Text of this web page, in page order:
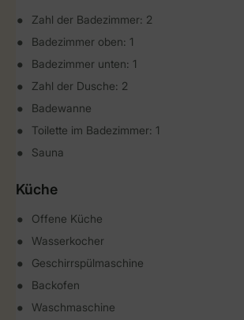
Zahl der Badezimmer: 2
Badezimmer oben: 1
Badezimmer unten: 1
Zahl der Dusche: 2
Badewanne
Toilette im Badezimmer: 1
Sauna
Küche
Offene Küche
Wasserkocher
Geschirrspülmaschine
Backofen
Waschmaschine